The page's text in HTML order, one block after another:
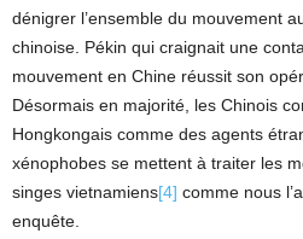
dénigrer l’ensemble du mouvement
chinoise. Pékin qui craignait une
mouvement en Chine réussit son
Désormais en majorité, les Chinois
Hongkongais comme des agents
xénophobes se mettent à traiter les
singes vietnamiens[4] comme nous
enquête.